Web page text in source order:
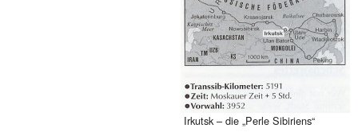
Irkutsk – die „Perle Sibiriens“